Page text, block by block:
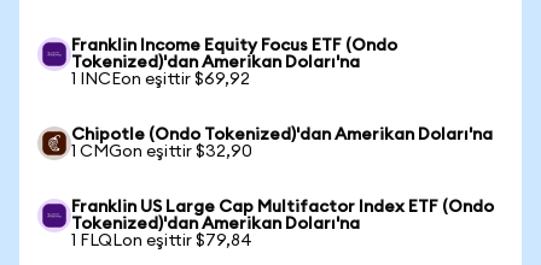
Franklin Income Equity Focus ETF (Ondo
Tokenized)'dan Amerikan Doları'na
1 INCEon eşittir $69,92
Chipotle (Ondo Tokenized)'dan Amerikan Doları'na
1 CMGon eşittir $32,90
Franklin US Large Cap Multifactor Index ETF (Ondo
Tokenized)'dan Amerikan Doları'na
1 FLQLon eşittir $79,84